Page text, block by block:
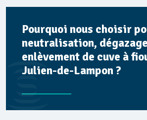
Pourquoi nous choisir
neutralisation,
enlèvement de cuve à
Julien-de-Lampon ?